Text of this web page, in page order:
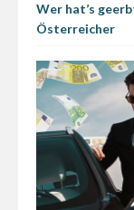
Wer hat’s
Österreicher